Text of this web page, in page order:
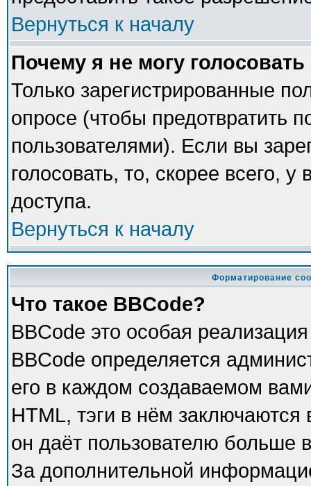
Вернуться к началу
Почему я не могу
Только зарегистрированные
опросе (чтобы предотвратить
пользователями). Если вы
голосовать, то, скорее всего,
доступа.
Вернуться к началу
Форматирование
Что такое BBCode?
BBCode это особая
BBCode определяется
его в каждом создаваемом
HTML, тэги в нём
он даёт пользователю больше
За дополнительной